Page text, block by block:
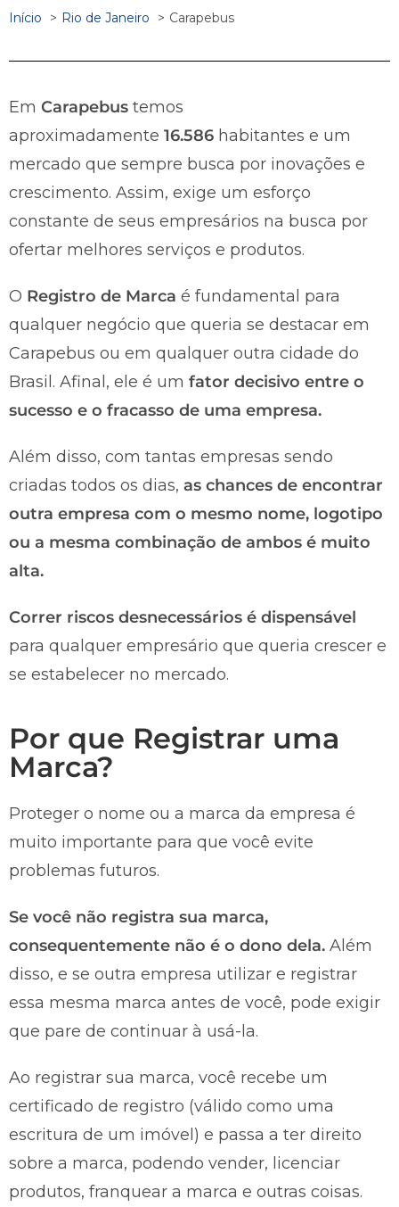
Início Rio de Janeiro Carapebus
Em Carapebus temos
aproximadamente 16.586 habitantes e um
mercado que sempre busca por inovações e
crescimento. Assim, exige um esforço
constante de seus empresários na busca por
ofertar melhores serviços e produtos.
O Registro de Marca é fundamental para
qualquer negócio que queria se destacar em
Carapebus ou em qualquer outra cidade do
Brasil. Afinal, ele é um fator decisivo entre o
sucesso e o fracasso de uma empresa.
Além disso, com tantas empresas sendo
criadas todos os dias, as chances de encontrar
outra empresa com o mesmo nome, logotipo
ou a mesma combinação de ambos é muito
alta.
Correr riscos desnecessários é dispensável
para qualquer empresário que queria crescer e
se estabelecer no mercado.
Por que Registrar uma
Marca?
Proteger o nome ou a marca da empresa é
muito importante para que você evite
problemas futuros.
Se você não registra sua marca,
consequentemente não é o dono dela. Além
disso, e se outra empresa utilizar e registrar
essa mesma marca antes de você, pode exigir
que pare de continuar à usá-la.
Ao registrar sua marca, você recebe um
certificado de registro (válido como uma
escritura de um imóvel) e passa a ter direito
sobre a marca, podendo vender, licenciar
produtos, franquear a marca e outras coisas.